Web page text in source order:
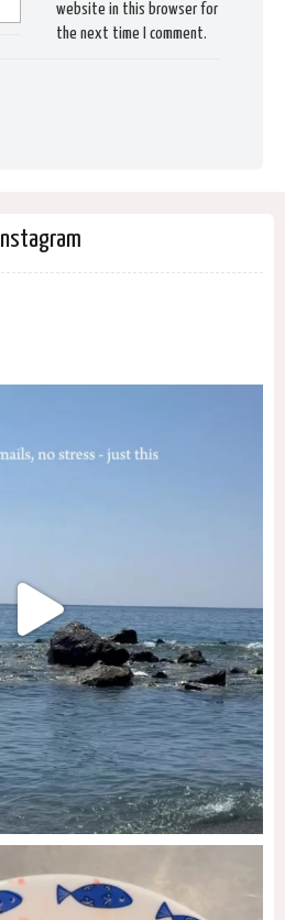
website in this browser for
the next time I comment.
Instagram